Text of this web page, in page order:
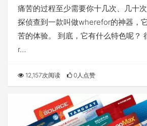
痛苦的过程至少需要你十几次、几十
探侦查到一款叫做wherefor的神器，
苦的体验。 到底，它有什么特色呢？
r…
12,157次阅读 0人点赞